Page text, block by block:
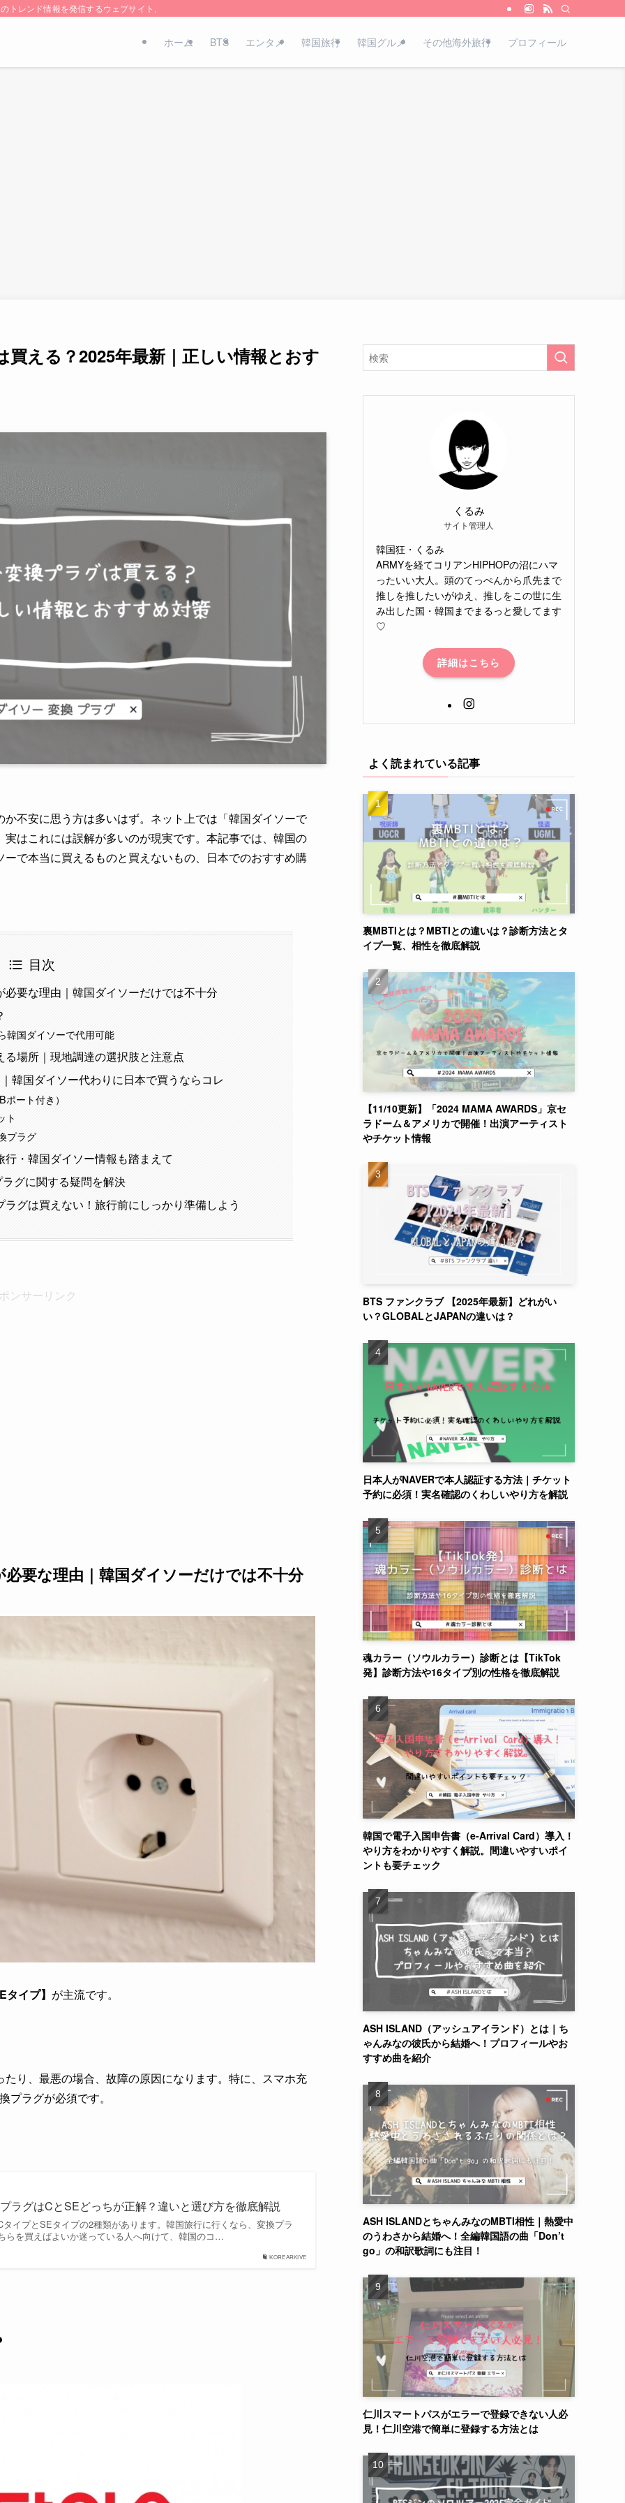
トレンド情報を発信するウェブサイト。
ホーム BTS エンタメ 韓国旅行 韓国グルメ その他海外旅行 プロフィール
える？2025年最新｜正しい情報とおす
不安に思う方は多いはず。ネット上では「韓国ダイソーで
はこれには誤解が多いのが現実です。本記事では、韓国の
で本当に買えるものと買えないもの、日本でのおすすめ購
目次
要な理由｜韓国ダイソーだけでは不十分
韓国ダイソーで代用可能
場所｜現地調達の選択肢と注意点
韓国ダイソー代わりに日本で買うならコレ
ート付き）
ト
プラグ
・韓国ダイソー情報も踏まえて
グに関する疑問を解決
グは買えない！旅行前にしっかり準備しよう
ンサーリンク
要な理由｜韓国ダイソーだけでは不十分
タイプ】 が主流です。
り、最悪の場合、故障の原因になります。特に、スマホ充
ラグが必須です。
KOREARKIVE
ラグはCとSEどっちが正解？違いと選び方を徹底解説
イプとSEタイプの2種類があります。韓国旅行に行くなら、変換プラ
らを買えばよいか迷っている人へ向けて、韓国のコ…
くるみ
サイト管理人
韓国狂・くるみ
ARMYを経てコリアンHIPHOPの沼にハマ
ったいい大人。頭のてっぺんから爪先まで
推しを推したいがゆえ、推しをこの世に生
み出した国・韓国までまるっと愛してます
♡
詳細はこちら
よく読まれている記事
裏MBTIとは？MBTIとの違いは？診断方法とタ
イプ一覧、相性を徹底解説
【11/10更新】「2024 MAMA AWARDS」京セ
ラドーム＆アメリカで開催！出演アーティスト
やチケット情報
BTS ファンクラブ 【2025年最新】どれがい
い？GLOBALとJAPANの違いは？
日本人がNAVERで本人認証する方法｜チケット
予約に必須！実名確認のくわしいやり方を解説
魂カラー（ソウルカラー）診断とは【TikTok
発】診断方法や16タイプ別の性格を徹底解説
韓国で電子入国申告書（e-Arrival Card）導入！
やり方をわかりやすく解説。間違いやすいポイ
ントも要チェック
ASH ISLAND（アッシュアイランド）とは｜ち
ゃんみなの彼氏から結婚へ！プロフィールやお
すすめ曲を紹介
ASH ISLANDとちゃんみなのMBTI相性｜熱愛中
のうわさから結婚へ！全編韓国語の曲「Don’t
go」の和訳歌詞にも注目！
仁川スマートパスがエラーで登録できない人必
見！仁川空港で簡単に登録する方法とは